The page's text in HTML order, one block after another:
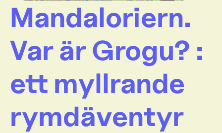
Mandaloriern.
Var är Grogu? :
ett myllrande
rymdäventyr